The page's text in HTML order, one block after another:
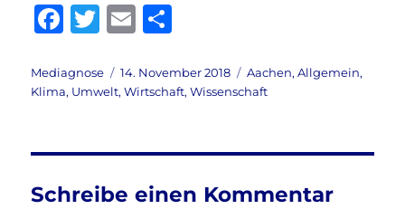
F
c
e
o
o
T
it
te
E
ai
l
le
n
Autor
Mediagnose
Veröffentlicht
am
14. November 2018 Kategorien
Aachen,Allgemein,
Klima, Umwelt,Wirtschaft,Wissenschaft
Schreibe einen Kommentar